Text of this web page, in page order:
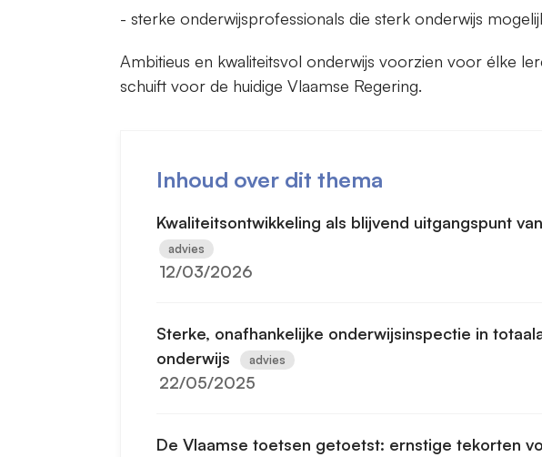
- sterke onderwijsprofessionals die sterk onderwijs
Ambitieus en kwaliteitsvol onderwijs voorzien voor élke
schuift voor de huidige Vlaamse Regering.
Inhoud over dit thema
Kwaliteitsontwikkeling als blijvend uitgangspunt
advies
12/03/2026
Sterke, onafhankelijke onderwijsinspectie in
onderwijs
advies
22/05/2025
De Vlaamse toetsen getoetst: ernstige tekorten